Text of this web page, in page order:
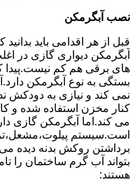
نصب آبگرمکن
قبل از هر اقدامی باید
آبگرمکن دیواری گازی در
های برقی هم کم نیست.پیدا
بستگی به نوع آبگرمکن
نمی کند و نیازی به دودکش
کنار مخزن استفاده شده و
می کند.اما آبگرمکن گازی
است.سیستم
برداشتن روکش بدنه دیده
بتواند آب گرم ساختمان را
هستند: